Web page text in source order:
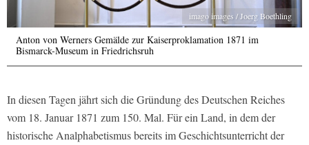
imago images / Joerg Boethling
Anton von Werners Gemälde zur Kaiserproklamation 1871 im
Bismarck-Museum in Friedrichsruh
In diesen Tagen jährt sich die Gründung des Deutschen Reiches
vom 18. Januar 1871 zum 150. Mal. Für ein Land, in dem der
historische Analphabetismus bereits im Geschichtsunterricht der